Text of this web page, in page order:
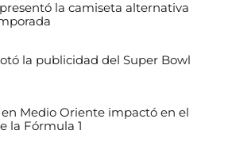
la camiseta alternativa
la publicidad del Super Bowl
Medio Oriente impactó en el
la Fórmula 1